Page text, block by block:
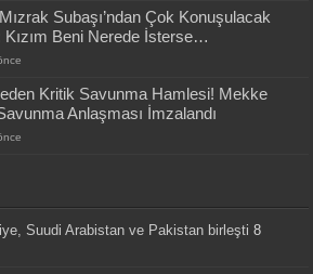
Subaşı’ndan Çok Konuşulacak
Kızım Beni Nerede İsterse…
Kritik Savunma Hamlesi! Mekke
Anlaşması İmzalandı
Suudi Arabistan ve Pakistan birleşti 8